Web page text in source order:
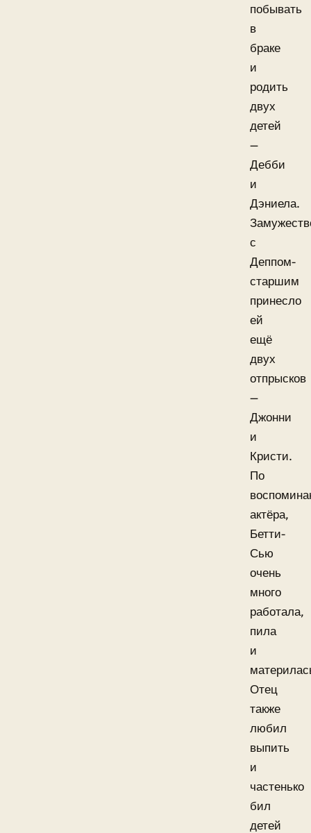
побывать
в
браке
и
родить
двух
детей
—
Дебби
и
Дэниела.
с
Деппом-
старшим
принесло
ей
ещё
двух
отпрысков
—
Джонни
и
Кристи.
По
актёра,
Бетти-
Сью
очень
много
работала,
пила
и
Отец
также
любил
выпить
и
частенько
бил
детей